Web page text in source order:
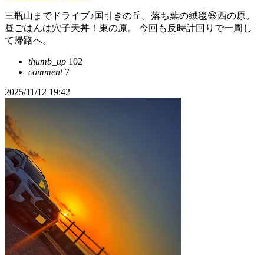
三瓶山までドライブ♪国引きの丘。落ち葉の絨毯😆西の原。
昼ごはんは穴子天丼！東の原。 今回も反時計回りで一周し
て帰路へ。
thumb_up 102
comment7
2025/11/12 19:42